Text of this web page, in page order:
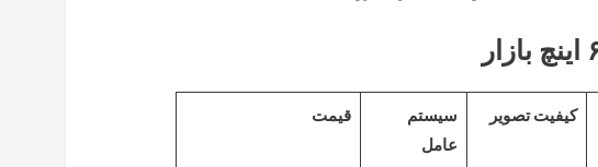
کیفیت تصویر
سیستم
عامل
قیمت